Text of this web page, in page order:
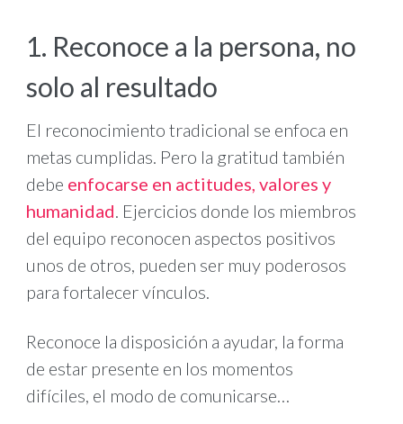
1. Reconoce a la persona, no
solo al resultado
El reconocimiento tradicional se enfoca en
metas cumplidas. Pero la gratitud también
debe enfocarse en actitudes, valores y
humanidad. Ejercicios donde los miembros
del equipo reconocen aspectos positivos
unos de otros, pueden ser muy poderosos
para fortalecer vínculos.
Reconoce la disposición a ayudar, la forma
de estar presente en los momentos
difíciles, el modo de comunicarse…